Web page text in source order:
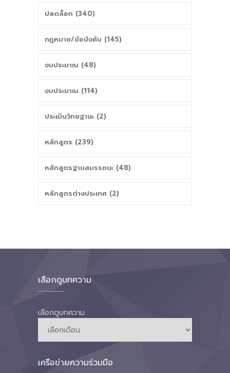
ปลดล็อก (340)
กฎหมาย/ข้อบังคับ (145)
งบประมาณ (48)
งบประมาณ (114)
ประเมินวิทยฐานะ (2)
หลักสูตร (239)
หลักสูตรฐานสมรรถนะ (48)
หลักสูตรต่างประเทศ (2)
เลือกดูบทความ
เลือกดูบทความ
เครือข่ายความร่วมมือ